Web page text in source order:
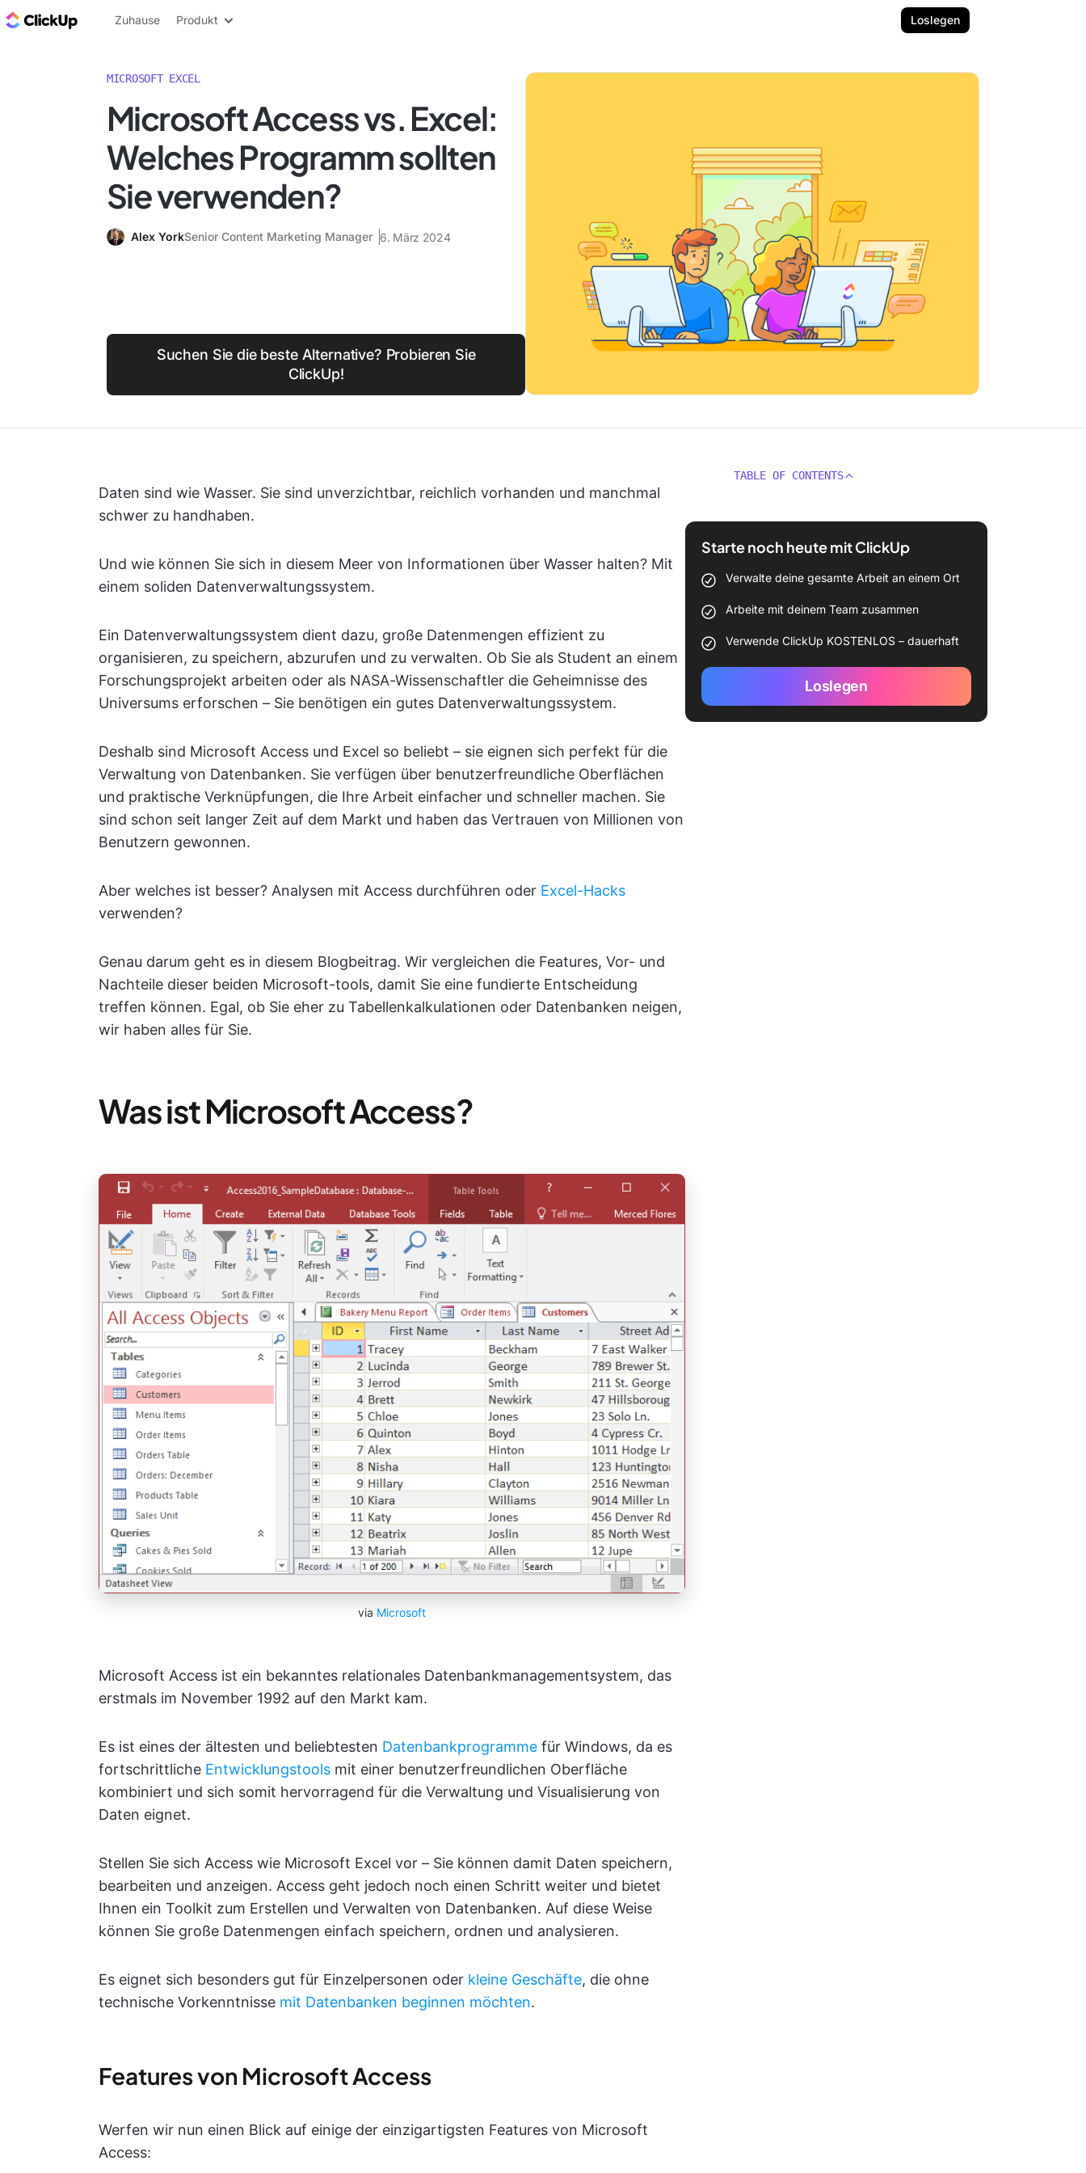
ClickUp Blog
Zuhause Produkt Loslegen
MICROSOFT EXCEL
Microsoft Access vs. Excel:
Welches Programm sollten
Sie verwenden?
Alex YorkSenior Content Marketing Manager 6. März 2024
Suchen Sie die beste Alternative? Probieren Sie
ClickUp!
Daten sind wie Wasser. Sie sind unverzichtbar, reichlich vorhanden und manchmal
schwer zu handhaben.
Und wie können Sie sich in diesem Meer von Informationen über Wasser halten? Mit
einem soliden Datenverwaltungssystem.
Ein Datenverwaltungssystem dient dazu, große Datenmengen effizient zu
organisieren, zu speichern, abzurufen und zu verwalten. Ob Sie als Student an einem
Forschungsprojekt arbeiten oder als NASA-Wissenschaftler die Geheimnisse des
Universums erforschen – Sie benötigen ein gutes Datenverwaltungssystem.
Deshalb sind Microsoft Access und Excel so beliebt – sie eignen sich perfekt für die
Verwaltung von Datenbanken. Sie verfügen über benutzerfreundliche Oberflächen
und praktische Verknüpfungen, die Ihre Arbeit einfacher und schneller machen. Sie
sind schon seit langer Zeit auf dem Markt und haben das Vertrauen von Millionen von
Benutzern gewonnen.
Aber welches ist besser? Analysen mit Access durchführen oder Excel-Hacks
verwenden?
Genau darum geht es in diesem Blogbeitrag. Wir vergleichen die Features, Vor- und
Nachteile dieser beiden Microsoft-tools, damit Sie eine fundierte Entscheidung
treffen können. Egal, ob Sie eher zu Tabellenkalkulationen oder Datenbanken neigen,
wir haben alles für Sie.
Was ist Microsoft Access?
via Microsoft
Microsoft Access ist ein bekanntes relationales Datenbankmanagementsystem, das
erstmals im November 1992 auf den Markt kam.
Es ist eines der ältesten und beliebtesten Datenbankprogramme für Windows, da es
fortschrittliche Entwicklungstools mit einer benutzerfreundlichen Oberfläche
kombiniert und sich somit hervorragend für die Verwaltung und Visualisierung von
Daten eignet.
Stellen Sie sich Access wie Microsoft Excel vor – Sie können damit Daten speichern,
bearbeiten und anzeigen. Access geht jedoch noch einen Schritt weiter und bietet
Ihnen ein Toolkit zum Erstellen und Verwalten von Datenbanken. Auf diese Weise
können Sie große Datenmengen einfach speichern, ordnen und analysieren.
Es eignet sich besonders gut für Einzelpersonen oder kleine Geschäfte, die ohne
technische Vorkenntnisse mit Datenbanken beginnen möchten.
Features von Microsoft Access
Werfen wir nun einen Blick auf einige der einzigartigsten Features von Microsoft
Access:
TABLE OF CONTENTS
Starte noch heute mit ClickUp
Verwalte deine gesamte Arbeit an einem Ort
Arbeite mit deinem Team zusammen
Verwende ClickUp KOSTENLOS – dauerhaft
Loslegen